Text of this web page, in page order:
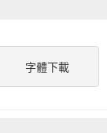
字體下載